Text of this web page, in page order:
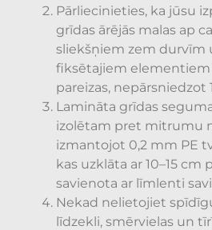
Pārliecinieties, ka jūsu
grīdas ārējās malas ap
sliekšņiem zem durvīm
fiksētajiem
pareizas, nepārsniedzot
Lamināta grīdas
izolētam pret mitrumu
izmantojot 0,2 mm PE
kas uzklāta ar 10–15 cm
savienota ar līmlenti
Nekad nelietojiet
līdzekli, smērvielas un